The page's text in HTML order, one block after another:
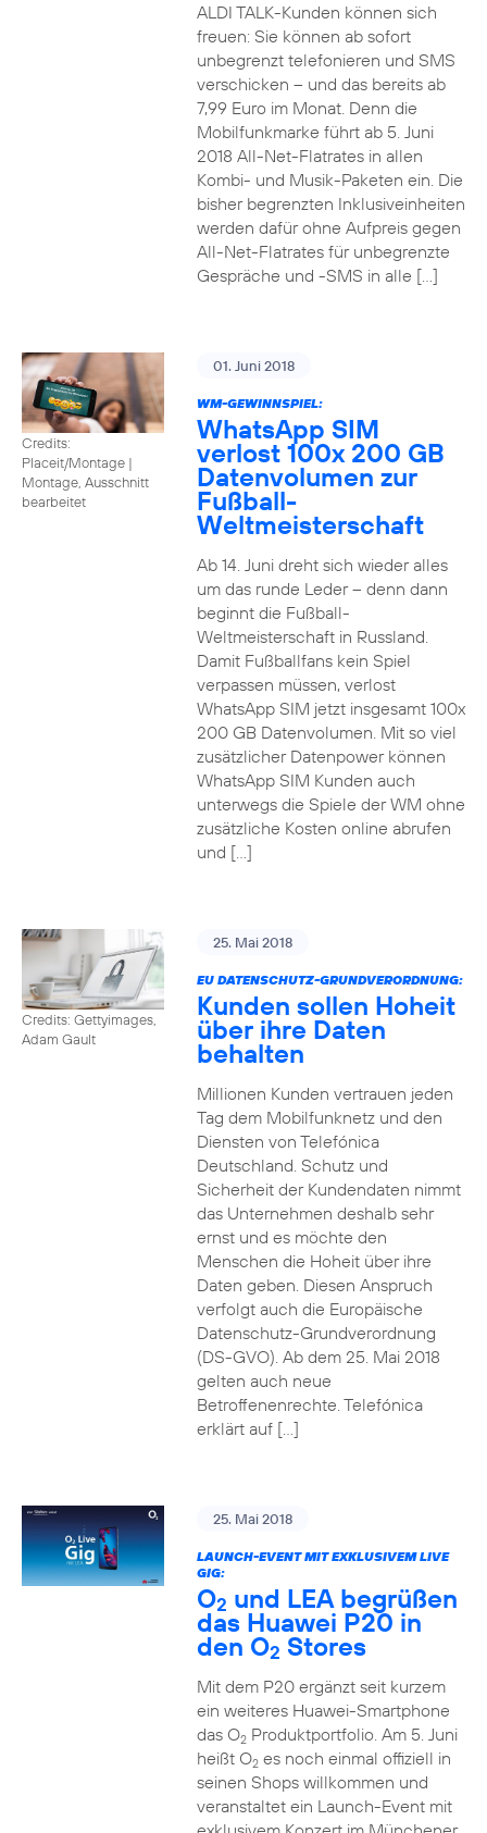
ALDI TALK-Kunden können sich
freuen: Sie können ab sofort
unbegrenzt telefonieren und SMS
verschicken – und das bereits ab
7,99 Euro im Monat. Denn die
Mobilfunkmarke führt ab 5. Juni
2018 All-Net-Flatrates in allen
Kombi- und Musik-Paketen ein. Die
bisher begrenzten Inklusiveinheiten
werden dafür ohne Aufpreis gegen
All-Net-Flatrates für unbegrenzte
Gespräche und -SMS in alle […]
Credits:
Placeit/Montage |
Montage, Ausschnitt
bearbeitet
01. Juni 2018
WM-GEWINNSPIEL:
WhatsApp SIM
verlost 100x 200 GB
Datenvolumen zur
Fußball-
Weltmeisterschaft
Ab 14. Juni dreht sich wieder alles
um das runde Leder – denn dann
beginnt die Fußball-
Weltmeisterschaft in Russland.
Damit Fußballfans kein Spiel
verpassen müssen, verlost
WhatsApp SIM jetzt insgesamt 100x
200 GB Datenvolumen. Mit so viel
zusätzlicher Datenpower können
WhatsApp SIM Kunden auch
unterwegs die Spiele der WM ohne
zusätzliche Kosten online abrufen
und […]
Credits: Gettyimages,
Adam Gault
25. Mai 2018
EU DATENSCHUTZ-GRUNDVERORDNUNG:
Kunden sollen Hoheit
über ihre Daten
behalten
Millionen Kunden vertrauen jeden
Tag dem Mobilfunknetz und den
Diensten von Telefónica
Deutschland. Schutz und
Sicherheit der Kundendaten nimmt
das Unternehmen deshalb sehr
ernst und es möchte den
Menschen die Hoheit über ihre
Daten geben. Diesen Anspruch
verfolgt auch die Europäische
Datenschutz-Grundverordnung
(DS-GVO). Ab dem 25. Mai 2018
gelten auch neue
Betroffenenrechte. Telefónica
erklärt auf […]
25. Mai 2018
LAUNCH-EVENT MIT EXKLUSIVEM LIVE
GIG:
O2 und LEA begrüßen
das Huawei P20 in
den O2 Stores
Mit dem P20 ergänzt seit kurzem
ein weiteres Huawei-Smartphone
das O2Produktportfolio. Am 5. Juni
heißt O2es noch einmal offiziell in
seinen Shops willkommen und
veranstaltet ein Launch-Event mit